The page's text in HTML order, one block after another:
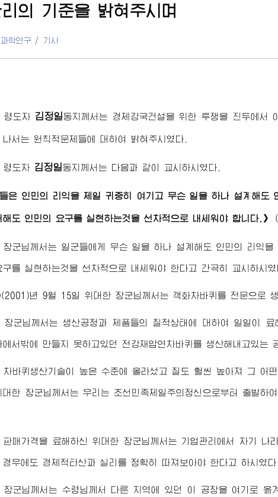
리의 기준을 밝혀주시며
과학연구 / 기사
령도자 김정일동지 께서는 경제강국건설을 위한 투쟁을 진두에서
나서는 원칙적문제들에 대하여 밝혀주시였다.
령도자 김정일동지 께서는 다음과 같이 교시하시였다.
들은 인민의 리익을 제일 귀중히 여기고 무슨 일을 하나 설계해도
해도 인민의 요구를 실현하는것을 선차적으로 내세워야 합니다.》 (
장군님 께서는 일군들에게 무슨 일을 하나 설계해도 인민의 리익
구를 실현하는것을 선차적으로 내세워야 한다고 간곡히 교시하시였
년 9월 15일 위대한 장군님 께서는 객화차바퀴를 전문으로
장군님 께서는 생산공정과 제품들의 질적상태에 대하여 일일이
에서밖에 만들지 못하고있던 전강재압연차바퀴를 생산해내고있는
차바퀴생산기술이 높은 수준에 올라섰고 질도 훨씬 높아져 그 어
대한 장군님 께서는 우리는 조선민족제일주의정신으로부터 출발
판매가격을 료해하신위대한 장군님 께서는 기업관리에서 자기 나
경우에도 경제적타산과 실리를 정확히 따져보아야 한다고 하시였다.
장군님 께서는 수령님 께서 다른 지역에 있던 이 공장을 여기로 옮